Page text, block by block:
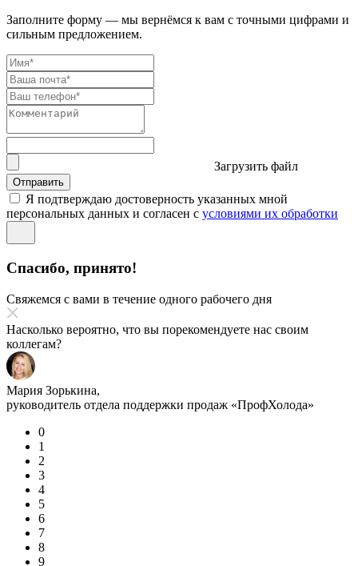
Заполните форму — мы вернёмся к вам с точными цифрами и
сильным предложением.
Загрузить файл
Отправить
Я подтверждаю достоверность указанных мной
персональных данных и согласен с условиями их обработки
Спасибо, принято!
Свяжемся с вами в течение одного рабочего дня
Насколько вероятно, что вы порекомендуете нас своим
коллегам?
Мария Зорькина,
руководитель отдела поддержки продаж «ПрофХолода»
0
1
2
3
4
5
6
7
8
9